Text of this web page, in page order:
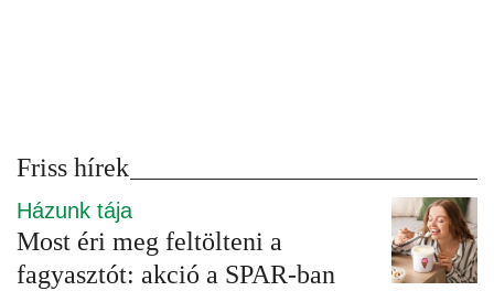
Friss hírek
Házunk tája
Most éri meg feltölteni a
fagyasztót: akció a SPAR-ban